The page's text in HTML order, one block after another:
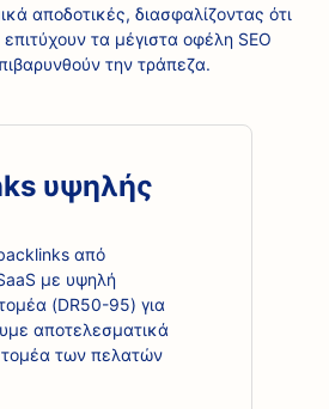
αποδοτικές, διασφαλίζοντας ότι
τα μέγιστα οφέλη SEO
την τράπεζα.
υψηλής
από
με υψηλή
(DR50-95) για
αποτελεσματικά
τομέα των πελατών